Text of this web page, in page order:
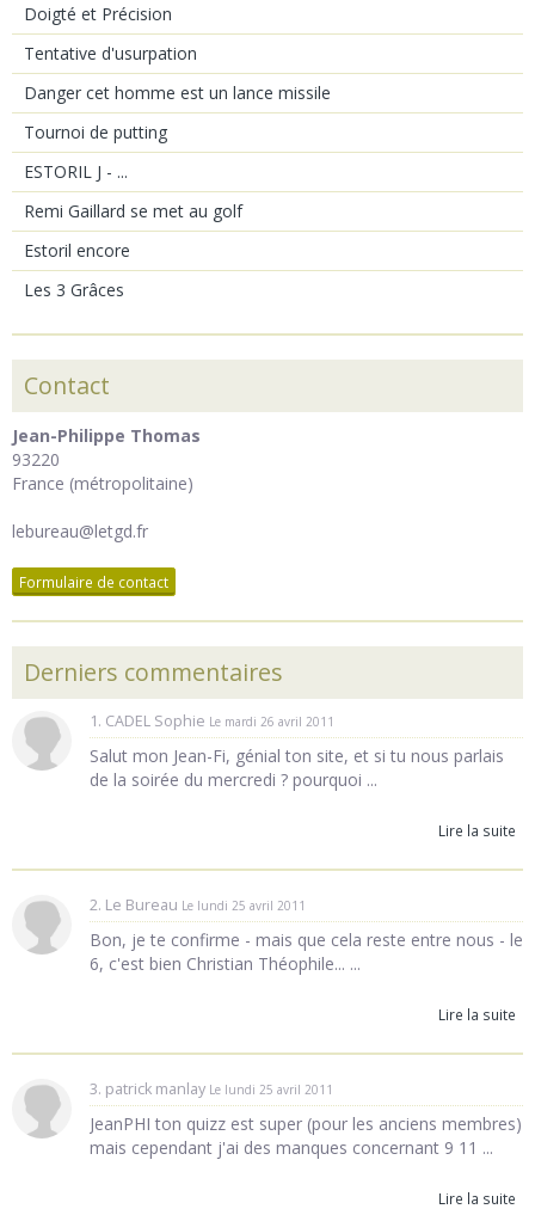
Doigté et Précision
Tentative d'usurpation
Danger cet homme est un lance missile
Tournoi de putting
ESTORIL J - ...
Remi Gaillard se met au golf
Estoril encore
Les 3 Grâces
Contact
Jean-Philippe Thomas
93220
France (métropolitaine)
lebureau@letgd.fr
Formulaire de contact
Derniers commentaires
1. CADEL Sophie Le mardi 26 avril 2011
Salut mon Jean-Fi, génial ton site, et si tu nous parlais
de la soirée du mercredi ? pourquoi ...
Lire la suite
2. Le Bureau Le lundi 25 avril 2011
Bon, je te confirme - mais que cela reste entre nous - le
6, c'est bien Christian Théophile... ...
Lire la suite
3. patrick manlay Le lundi 25 avril 2011
JeanPHI ton quizz est super (pour les anciens membres)
mais cependant j'ai des manques concernant 9 11 ...
Lire la suite